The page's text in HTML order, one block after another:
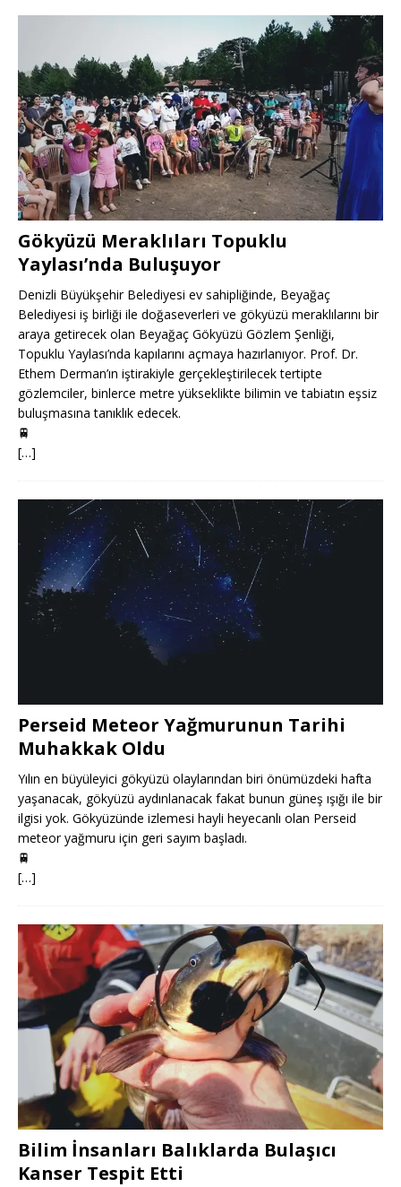
Gökyüzü Meraklıları Topuklu
Yaylası’nda Buluşuyor
Denizli Büyükşehir Belediyesi ev sahipliğinde, Beyağaç
Belediyesi iş birliği ile doğaseverleri ve gökyüzü meraklılarını bir
araya getirecek olan Beyağaç Gökyüzü Gözlem Şenliği,
Topuklu Yaylası’nda kapılarını açmaya hazırlanıyor. Prof. Dr.
Ethem Derman’ın iştirakiyle gerçekleştirilecek tertipte
gözlemciler, binlerce metre yükseklikte bilimin ve tabiatın eşsiz
buluşmasına tanıklık edecek.
🚆
[…]
Perseid Meteor Yağmurunun Tarihi
Muhakkak Oldu
Yılın en büyüleyici gökyüzü olaylarından biri önümüzdeki hafta
yaşanacak, gökyüzü aydınlanacak fakat bunun güneş ışığı ile bir
ilgisi yok. Gökyüzünde izlemesi hayli heyecanlı olan Perseid
meteor yağmuru için geri sayım başladı.
🚆
[…]
Bilim İnsanları Balıklarda Bulaşıcı
Kanser Tespit Etti